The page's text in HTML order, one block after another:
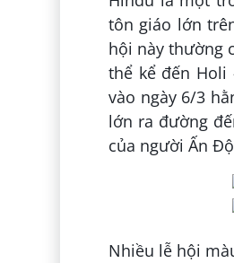
tôn giáo lớn
hội này thường
thể kể đến Holi
vào ngày 6/3
lớn ra đường
của người Ấn
Nhiều lễ hội